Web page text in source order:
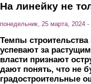
На линейку не
понедельник, 25 марта, 2024 -
Темпы
успевают за
власти признают
дают понять, что не
градостроительные